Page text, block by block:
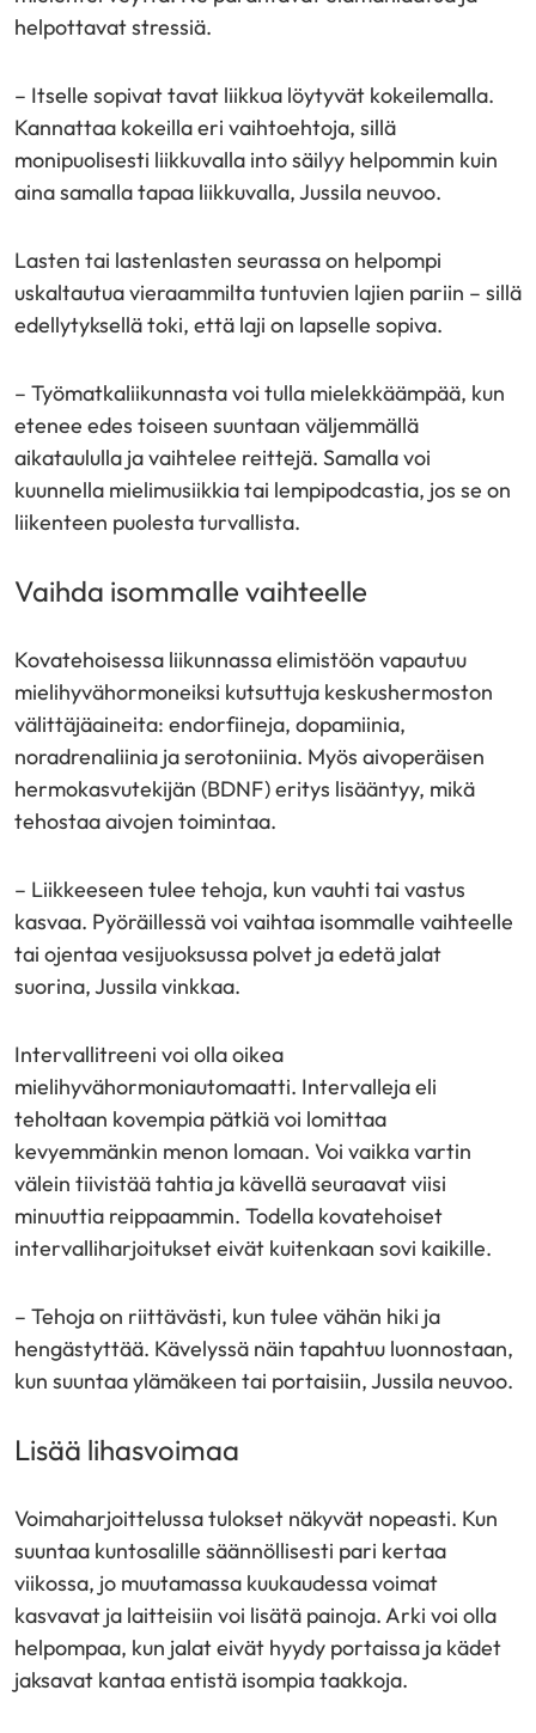
helpottavat stressiä.
– Itselle sopivat tavat liikkua löytyvät kokeilemalla.
Kannattaa kokeilla eri vaihtoehtoja, sillä
monipuolisesti liikkuvalla into säilyy helpommin kuin
aina samalla tapaa liikkuvalla, Jussila neuvoo.
Lasten tai lastenlasten seurassa on helpompi
uskaltautua vieraammilta tuntuvien lajien pariin – sillä
edellytyksellä toki, että laji on lapselle sopiva.
– Työmatkaliikunnasta voi tulla mielekkäämpää, kun
etenee edes toiseen suuntaan väljemmällä
aikataululla ja vaihtelee reittejä. Samalla voi
kuunnella mielimusiikkia tai lempipodcastia, jos se on
liikenteen puolesta turvallista.
Vaihda isommalle vaihteelle
Kovatehoisessa liikunnassa elimistöön vapautuu
mielihyvähormoneiksi kutsuttuja keskushermoston
välittäjäaineita: endorfiineja, dopamiinia,
noradrenaliinia ja serotoniinia. Myös aivoperäisen
hermokasvutekijän (BDNF) eritys lisääntyy, mikä
tehostaa aivojen toimintaa.
– Liikkeeseen tulee tehoja, kun vauhti tai vastus
kasvaa. Pyöräillessä voi vaihtaa isommalle vaihteelle
tai ojentaa vesijuoksussa polvet ja edetä jalat
suorina, Jussila vinkkaa.
Intervallitreeni voi olla oikea
mielihyvähormoniautomaatti. Intervalleja eli
teholtaan kovempia pätkiä voi lomittaa
kevyemmänkin menon lomaan. Voi vaikka vartin
välein tiivistää tahtia ja kävellä seuraavat viisi
minuuttia reippaammin. Todella kovatehoiset
intervalliharjoitukset eivät kuitenkaan sovi kaikille.
– Tehoja on riittävästi, kun tulee vähän hiki ja
hengästyttää. Kävelyssä näin tapahtuu luonnostaan,
kun suuntaa ylämäkeen tai portaisiin, Jussila neuvoo.
Lisää lihasvoimaa
Voimaharjoittelussa tulokset näkyvät nopeasti. Kun
suuntaa kuntosalille säännöllisesti pari kertaa
viikossa, jo muutamassa kuukaudessa voimat
kasvavat ja laitteisiin voi lisätä painoja. Arki voi olla
helpompaa, kun jalat eivät hyydy portaissa ja kädet
jaksavat kantaa entistä isompia taakkoja.